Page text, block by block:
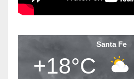
Santa Fe
+18°C